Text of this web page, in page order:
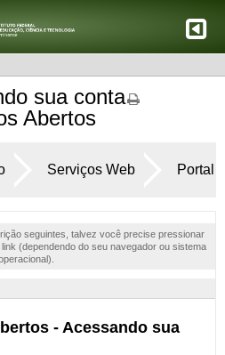
sua conta
Abertos
Serviços Web Portal
seguintes, talvez você precise pressionar
(dependendo do seu navegador ou sistema